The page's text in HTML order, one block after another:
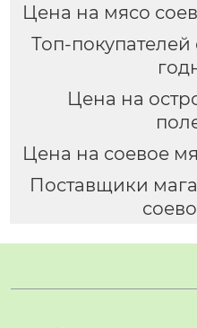
Цена на мясо
Топ-
Цена на
Цена на соевое
Поставщики